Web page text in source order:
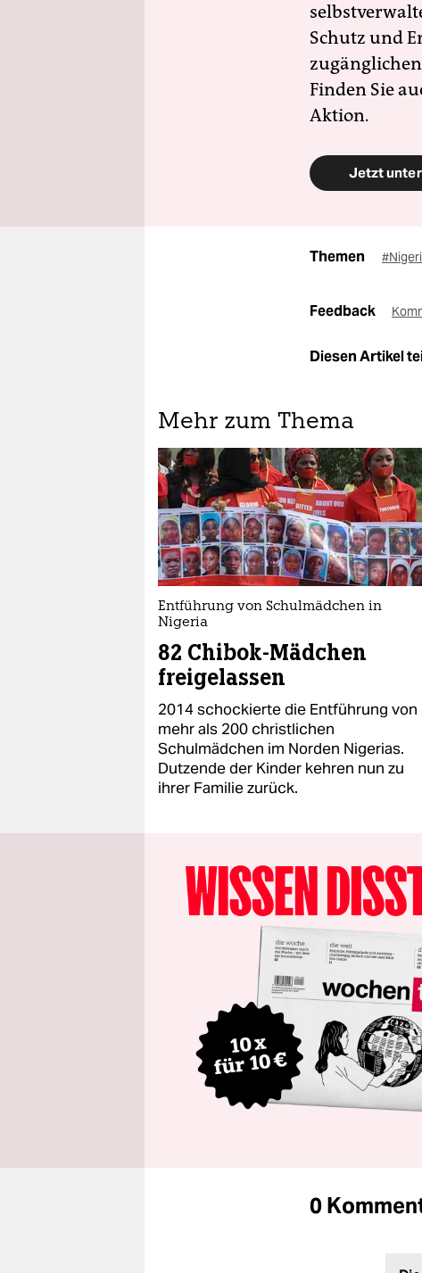
Schutz und
Finden Sie
Aktion.
Jetzt
Themen
Feedback
Diesen Artikel
Mehr zum Thema
Entführung von Schulmädchen in
Nigeria
82 Chibok-Mädchen
freigelassen
2014 schockierte die Entführung von
mehr als 200 christlichen
Schulmädchen im Norden Nigerias.
Dutzende der Kinder kehren nun zu
ihrer Familie zurück.
0